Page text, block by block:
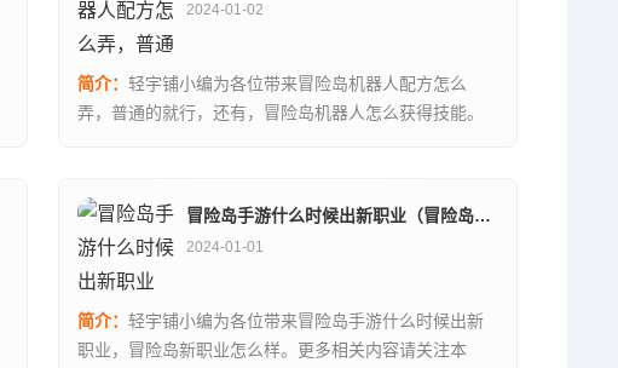
2024-01-02
简介： 轻宇铺小编为各位带来冒险岛机器人配方怎么
弄，普通的就行，还有，冒险岛机器人怎么获得技能。
冒险岛手游什么时候出新职业（冒险岛新职业怎么样）
2024-01-01
简介： 轻宇铺小编为各位带来冒险岛手游什么时候出新
职业，冒险岛新职业怎么样。更多相关内容请关注本